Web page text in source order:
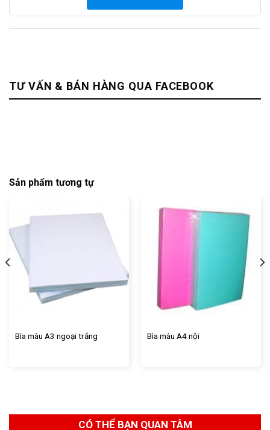
TƯ VẤN & BÁN HÀNG QUA FACEBOOK
Sản phẩm tương tự
Bìa màu A3 ngoại trắng Bìa màu A4 nội
CÓ THỂ BẠN QUAN TÂM